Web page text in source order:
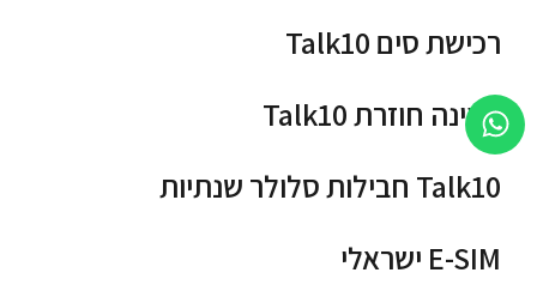
רכישת סים Talk10
טעינה חוזרת Talk10
Talk10 חבילות סלולר שנתיות
E-SIM ישראלי